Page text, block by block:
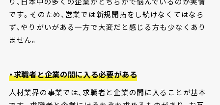
です。そのため、営業では新規開拓をし続けなくてはなら
ず、やりがいがある一方で大変だと感じる方も少なくあり
ません。
・求職者と企業の間に入る必要がある
人材業界の事業では、求職者と企業の間に入ることが基本